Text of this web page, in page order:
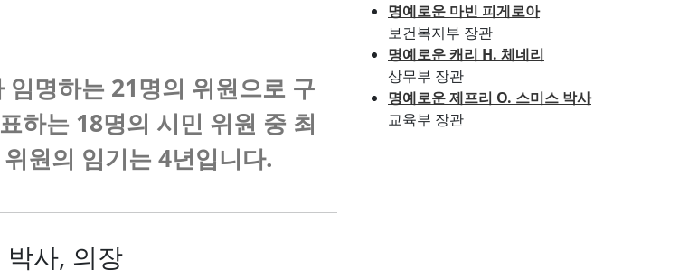
명하는 21명의 위원으로 구
하는 18명의 시민 위원 중 최
원의 임기는 4년입니다.
명예로운 마빈 피게로아
보건복지부 장관
명예로운 캐리 H. 체네리
상무부 장관
명예로운 제프리 O. 스미스 박사
교육부 장관
박사, 의장